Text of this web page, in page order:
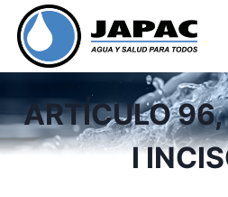
Skip
content
ARTÍCULO
I